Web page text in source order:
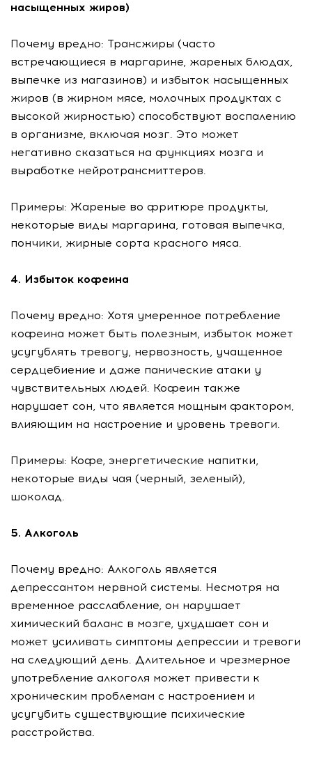
насыщенных жиров)
Почему вредно: Трансжиры (часто
встречающиеся в маргарине, жареных блюдах,
выпечке из магазинов) и избыток насыщенных
жиров (в жирном мясе, молочных продуктах с
высокой жирностью) способствуют воспалению
в организме, включая мозг. Это может
негативно сказаться на функциях мозга и
выработке нейротрансмиттеров.
Примеры: Жареные во фритюре продукты,
некоторые виды маргарина, готовая выпечка,
пончики, жирные сорта красного мяса.
4. Избыток кофеина
Почему вредно: Хотя умеренное потребление
кофеина может быть полезным, избыток может
усугублять тревогу, нервозность, учащенное
сердцебиение и даже панические атаки у
чувствительных людей. Кофеин также
нарушает сон, что является мощным фактором,
влияющим на настроение и уровень тревоги.
Примеры: Кофе, энергетические напитки,
некоторые виды чая (черный, зеленый),
шоколад.
5. Алкоголь
Почему вредно: Алкоголь является
депрессантом нервной системы. Несмотря на
временное расслабление, он нарушает
химический баланс в мозге, ухудшает сон и
может усиливать симптомы депрессии и тревоги
на следующий день. Длительное и чрезмерное
употребление алкоголя может привести к
хроническим проблемам с настроением и
усугубить существующие психические
расстройства.